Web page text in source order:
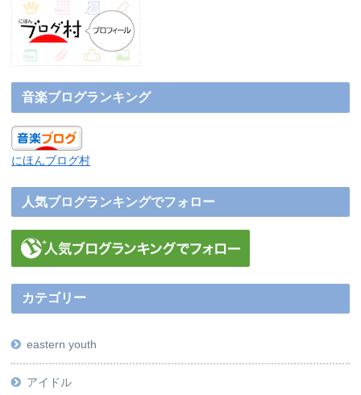
音楽ブログランキング
にほんブログ村
人気ブログランキングでフォロー
カテゴリー
eastern youth
アイドル